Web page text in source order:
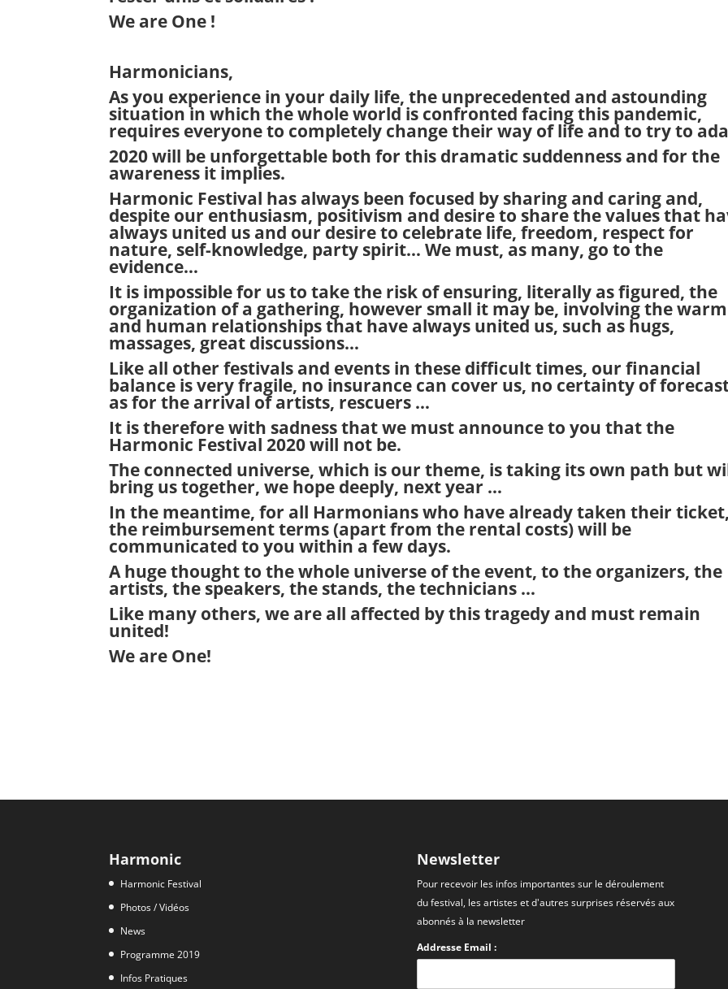
We are One !
Harmonicians,
As you experience in your daily life, the unprecedented and astounding
situation in which the whole world is confronted facing this pandemic,
requires everyone to completely change their way of life and to try to
2020 will be unforgettable both for this dramatic suddenness and for the
awareness it implies.
Harmonic Festival has always been focused by sharing and caring and,
despite our enthusiasm, positivism and desire to share the values ​​that
always united us and our desire to celebrate life, freedom, respect for
nature, self-knowledge, party spirit… We must, as many, go to the
evidence…
It is impossible for us to take the risk of ensuring, literally as figured, the
organization of a gathering, however small it may be, involving the warm
and human relationships that have always united us, such as hugs,
massages, great discussions…
Like all other festivals and events in these difficult times, our financial
balance is very fragile, no insurance can cover us, no certainty of
as for the arrival of artists, rescuers …
It is therefore with sadness that we must announce to you that the
Harmonic Festival 2020 will not be.
The connected universe, which is our theme, is taking its own path but
bring us together, we hope deeply, next year …
In the meantime, for all Harmonians who have already taken their ticket,
the reimbursement terms (apart from the rental costs) will be
communicated to you within a few days.
A huge thought to the whole universe of the event, to the organizers, the
artists, the speakers, the stands, the technicians …
Like many others, we are all affected by this tragedy and must remain
united!
We are One!
Harmonic
Harmonic Festival
Photos / Vidéos
News
Programme 2019
Infos Pratiques
Newsletter
Pour recevoir les infos importantes sur le déroulement
du festival, les artistes et d'autres surprises réservés aux
abonnés à la newsletter
Addresse Email :